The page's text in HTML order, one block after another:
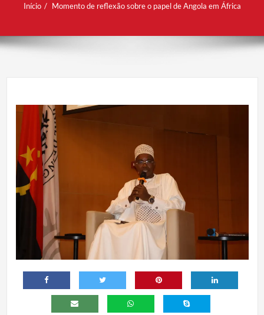
Início Momento de reflexão sobre o papel de Angola em África